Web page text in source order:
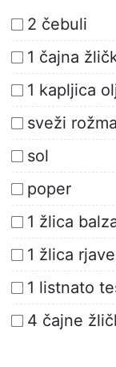
2 čebuli
1 čajna
1 kapljica
sveži
sol
poper
1 žlica
1 žlica
1 listnato
4 čajne